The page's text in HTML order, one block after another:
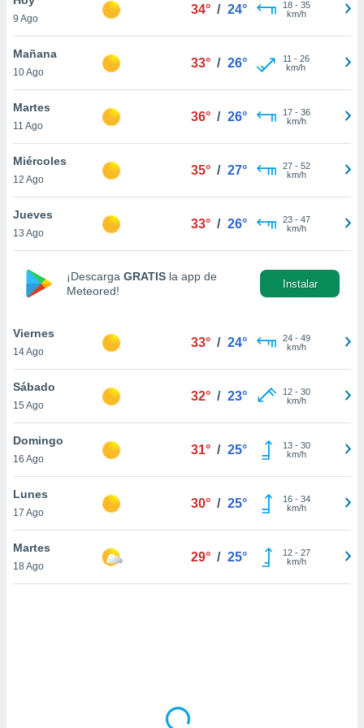
y
en
más
de
cookies
aceptar
de
sitio
de que
sean
para
ni para
9 Ago
34° / 24° 18- 35
km/h
Mañana
10 Ago
33° / 26° 11 - 26
km/h
Martes
11 Ago
36° / 26° 17- 36
km/h
Miércoles
12 Ago
35° / 27° 27- 52
km/h
Jueves
13 Ago
33° / 26° 23- 47
km/h
¡Descarga GRATIS la app de
Meteored!
Instalar
Viernes
14 Ago
33° / 24° 24- 49
km/h
Sábado
15 Ago
32° / 23° 12- 30
km/h
Domingo
16 Ago
31° / 25° 13- 30
km/h
Lunes
17 Ago
30° / 25° 16- 34
km/h
Martes
18 Ago
29° / 25° 12- 27
km/h